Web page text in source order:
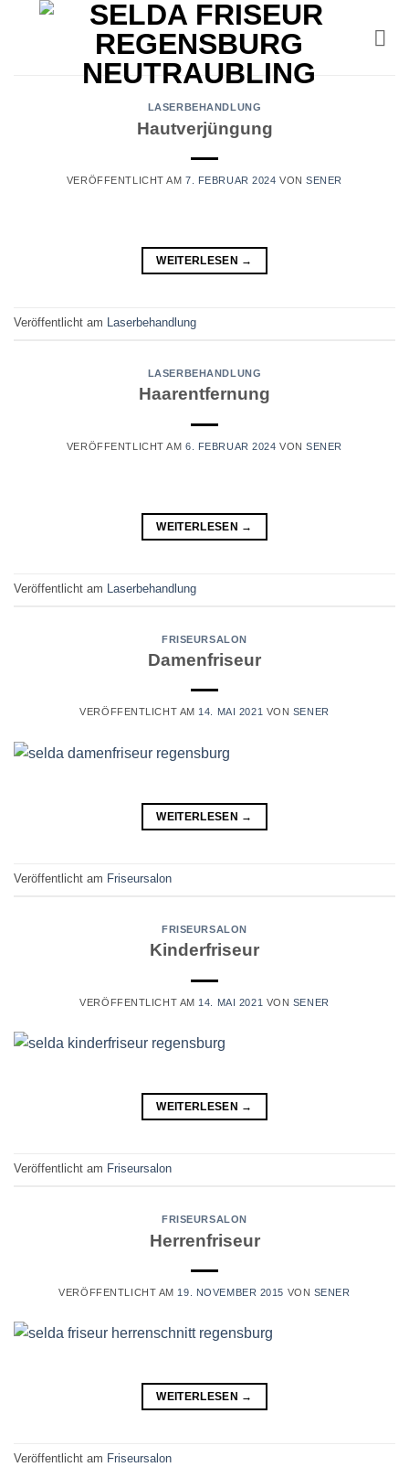
LASERBEHANDLUNG
Hautverjüngung
VERÖFFENTLICHT AM7. FEBRUAR 2024 VONSENER
WEITERLESEN →
Veröffentlicht am Laserbehandlung
LASERBEHANDLUNG
Haarentfernung
VERÖFFENTLICHT AM6. FEBRUAR 2024 VONSENER
WEITERLESEN →
Veröffentlicht am Laserbehandlung
FRISEURSALON
Damenfriseur
VERÖFFENTLICHT AM14. MAI 2021 VON SENER
WEITERLESEN →
Veröffentlicht am Friseursalon
FRISEURSALON
Kinderfriseur
VERÖFFENTLICHT AM 14. MAI 2021 VON SENER
WEITERLESEN →
Veröffentlicht am Friseursalon
FRISEURSALON
Herrenfriseur
VERÖFFENTLICHT AM 19. NOVEMBER 2015 VON SENER
WEITERLESEN →
Veröffentlicht am Friseursalon